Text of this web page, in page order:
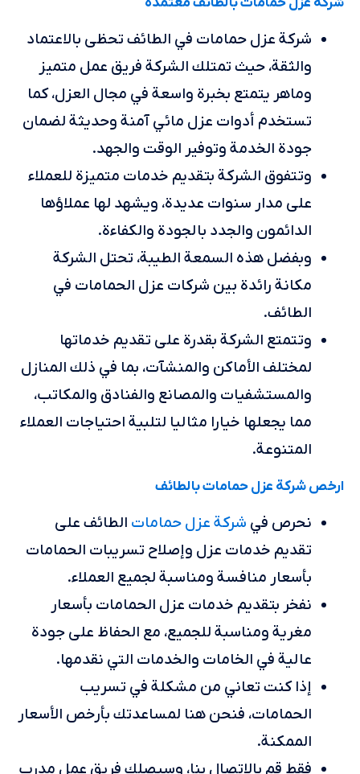
شركة عزل حمامات في الطائف تحظى بالاعتماد
والثقة، حيث تمتلك الشركة فريق عمل متميز
وماهر يتمتع بخبرة واسعة في مجال العزل، كما
تستخدم أدوات عزل مائي آمنة وحديثة لضمان
جودة الخدمة وتوفير الوقت والجهد.
وتتفوق الشركة بتقديم خدمات متميزة للعملاء
على مدار سنوات عديدة، ويشهد لها عملاؤها
الدائمون والجدد بالجودة والكفاءة.
وبفضل هذه السمعة الطيبة، تحتل الشركة
مكانة رائدة بين شركات عزل الحمامات في
الطائف.
وتتمتع الشركة بقدرة على تقديم خدماتها
لمختلف الأماكن والمنشآت، بما في ذلك المنازل
والمستشفيات والمصانع والفنادق والمكاتب،
مما يجعلها خيارا مثاليا لتلبية احتياجات العملاء
المتنوعة.
ارخص شركة عزل حمامات بالطائف
نحرص في شركة عزل حمامات الطائف على
تقديم خدمات عزل وإصلاح تسريبات الحمامات
بأسعار منافسة ومناسبة لجميع العملاء.
نفخر بتقديم خدمات عزل الحمامات بأسعار
مغرية ومناسبة للجميع، مع الحفاظ على جودة
عالية في الخامات والخدمات التي نقدمها.
إذا كنت تعاني من مشكلة في تسريب
الحمامات، فنحن هنا لمساعدتك بأرخص الأسعار
الممكنة.
فقط قم بالاتصال بنا، وسيصلك فريق عمل مدرب